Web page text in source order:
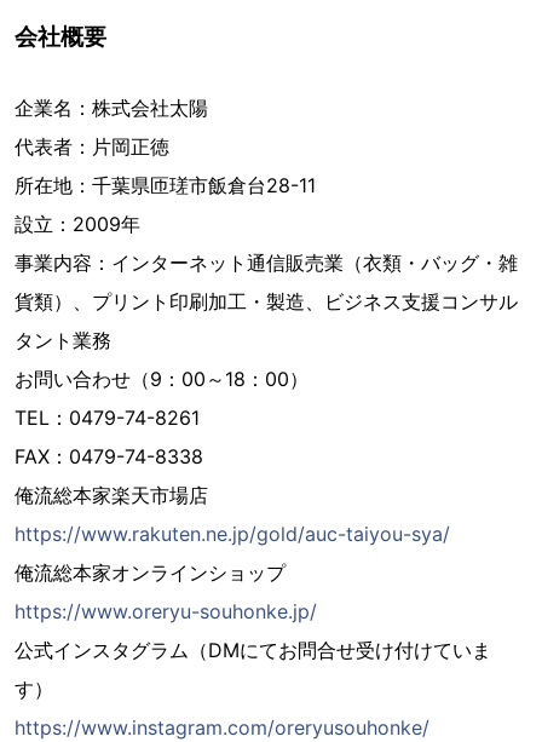
会社概要
企業名：株式会社太陽
代表者：片岡正徳
所在地：千葉県匝瑳市飯倉台28-11
設立：2009年
事業内容：インターネット通信販売業（衣類・バッグ・雑
貨類）、プリント印刷加工・製造、ビジネス支援コンサル
タント業務
お問い合わせ（9：00～18：00）
TEL：0479-74-8261
FAX：0479-74-8338
俺流総本家楽天市場店
https://www.rakuten.ne.jp/gold/auc-taiyou-sya/
俺流総本家オンラインショップ
https://www.oreryu-souhonke.jp/
公式インスタグラム（DMにてお問合せ受け付けていま
す）
https://www.instagram.com/oreryusouhonke/